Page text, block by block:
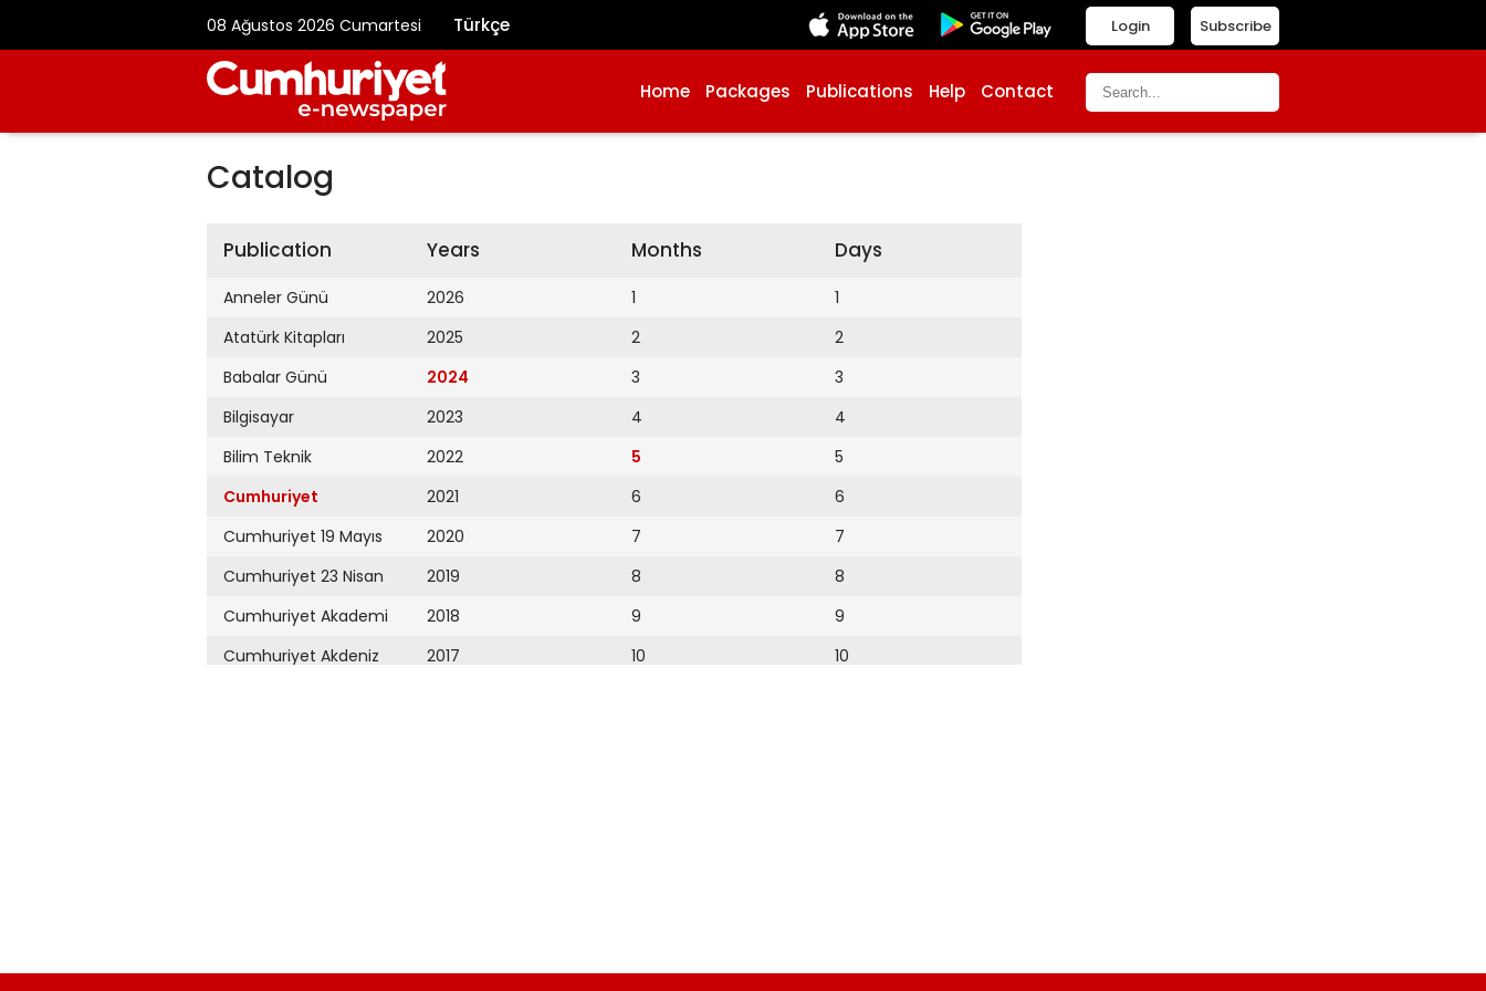
08 Ağustos 2026 Cumartesi Türkçe Subscribe
Login
Home Packages Publications Help Contact
Catalog
Publication
Anneler Günü
Atatürk Kitapları
Babalar Günü
Bilgisayar
Bilim Teknik
Cumhuriyet
Cumhuriyet 19 Mayıs
Cumhuriyet 23 Nisan
Cumhuriyet Akademi
Cumhuriyet Akdeniz
Cumhuriyet Çevre
Years
2026
2025
2024
2023
2022
2021
2020
2019
2018
2017
2009
Months
1
2
3
4
5
6
7
8
9
10
Days
1
2
3
4
5
6
7
8
9
10
18